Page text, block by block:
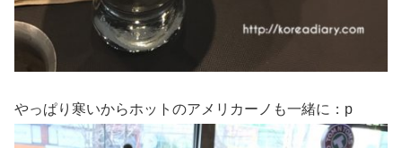
やっぱり寒いからホットのアメリカーノも一緒に：p